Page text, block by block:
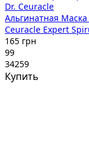
Dr. Ceuracle
Альгинатная
Ceuracle Expert
165 грн
99
34259
Купить